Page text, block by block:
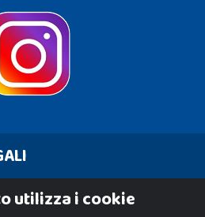
utilizza i cookie